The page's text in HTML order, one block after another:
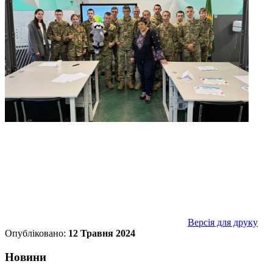
Версія для друку
Опубліковано: 12 Травня 2024
Новини